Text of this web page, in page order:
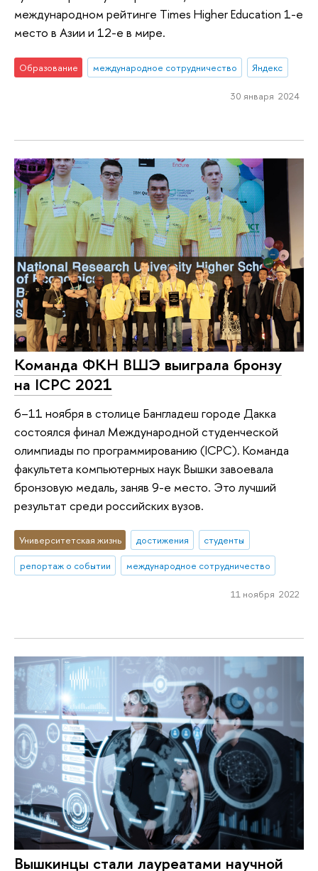
международном рейтинге Times Higher Education 1-е
место в Азии и 12-е в мире.
Образование международное сотрудничество Яндекс
30 января 2024
Команда ФКН ВШЭ выиграла бронзу
на ICPC 2021
6–11 ноября в столице Бангладеш городе Дакка
состоялся финал Международной студенческой
олимпиады по программированию (ICPC). Команда
факультета компьютерных наук Вышки завоевала
бронзовую медаль, заняв 9-е место. Это лучший
результат среди российских вузов.
Университетская жизнь достижения
студенты
репортаж о событии
международное сотрудничество
11 ноября 2022
Вышкинцы стали лауреатами научной